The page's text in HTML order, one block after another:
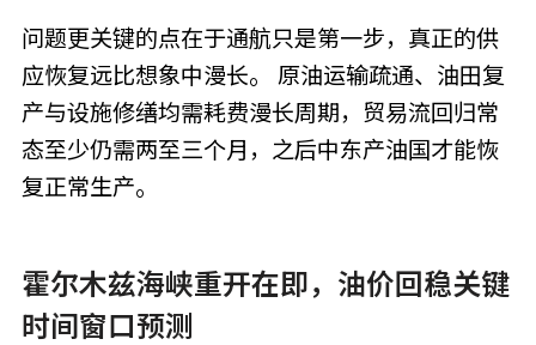
问题更关键的点在于通航只是第一步，真正的供
应恢复远比想象中漫长。 原油运输疏通、油田复
产与设施修缮均需耗费漫长周期，贸易流回归常
态至少仍需两至三个月，之后中东产油国才能恢
复正常生产。
霍尔木兹海峡重开在即，油价回稳关键
时间窗口预测